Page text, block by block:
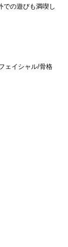
での遊びも満喫し
ェイシャル/骨格